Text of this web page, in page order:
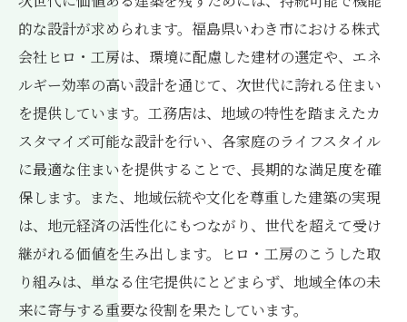
的な設計が求められます。福島県いわき市における株式
会社ヒロ・工房は、環境に配慮した建材の選定や、エネ
ルギー効率の高い設計を通じて、次世代に誇れる住まい
を提供しています。工務店は、地域の特性を踏まえたカ
スタマイズ可能な設計を行い、各家庭のライフスタイル
に最適な住まいを提供することで、長期的な満足度を確
保します。また、地域伝統や文化を尊重した建築の実現
は、地元経済の活性化にもつながり、世代を超えて受け
継がれる価値を生み出します。ヒロ・工房のこうした取
り組みは、単なる住宅提供にとどまらず、地域全体の未
来に寄与する重要な役割を果たしています。